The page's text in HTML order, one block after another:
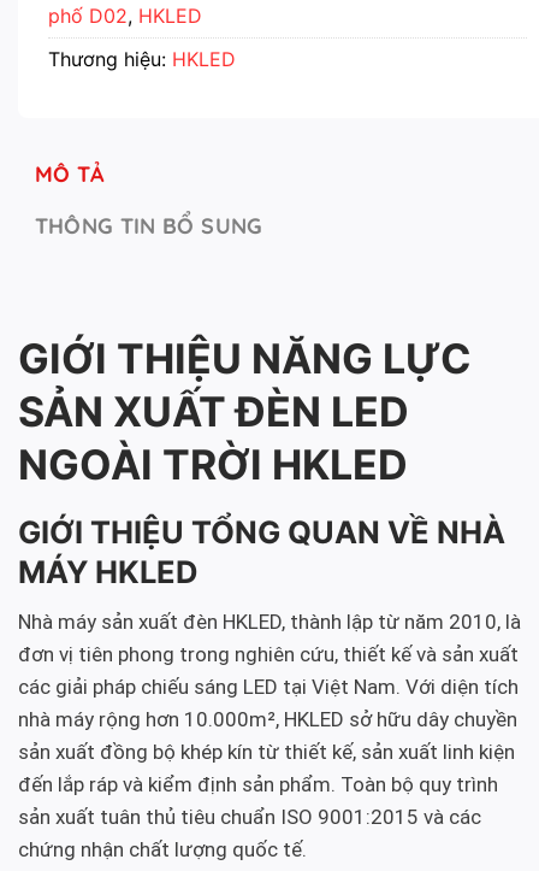
phố D02, HKLED
Thương hiệu: HKLED
MÔ TẢ
THÔNG TIN BỔ SUNG
GIỚI THIỆU NĂNG LỰC
SẢN XUẤT ĐÈN LED
NGOÀI TRỜI HKLED
GIỚI THIỆU TỔNG QUAN VỀ NHÀ
MÁY HKLED
Nhà máy sản xuất đèn HKLED, thành lập từ năm 2010, là
đơn vị tiên phong trong nghiên cứu, thiết kế và sản xuất
các giải pháp chiếu sáng LED tại Việt Nam. Với diện tích
nhà máy rộng hơn 10.000m², HKLED sở hữu dây chuyền
sản xuất đồng bộ khép kín từ thiết kế, sản xuất linh kiện
đến lắp ráp và kiểm định sản phẩm. Toàn bộ quy trình
sản xuất tuân thủ tiêu chuẩn ISO 9001:2015 và các
chứng nhận chất lượng quốc tế.